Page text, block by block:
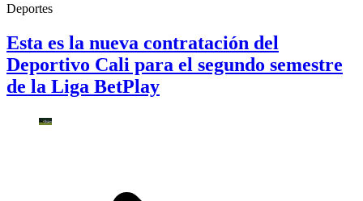
Deportes
Esta es la nueva contratación del
Deportivo Cali para el segundo semestre
de la Liga BetPlay